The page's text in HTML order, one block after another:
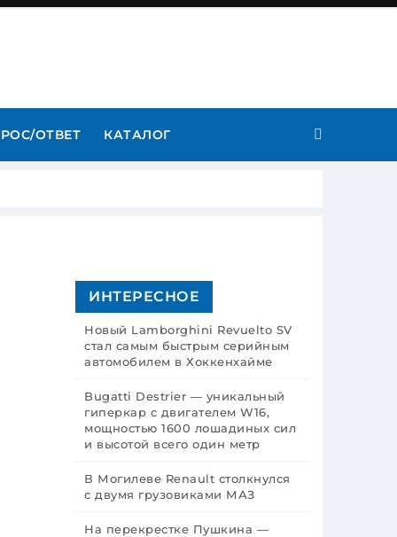
ОТВЕТ КАТАЛОГ
ИНТЕРЕСНОЕ
Новый Lamborghini Revuelto SV
стал самым быстрым серийным
автомобилем в Хоккенхайме
Bugatti Destrier — уникальный
гиперкар с двигателем W16,
мощностью 1600 лошадиных сил
и высотой всего один метр
В Могилеве Renault столкнулся
с двумя грузовиками МАЗ
На перекрестке Пушкина —